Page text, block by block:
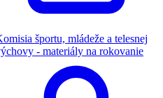
športu, mládeže a telesnej
- materiály na rokovanie